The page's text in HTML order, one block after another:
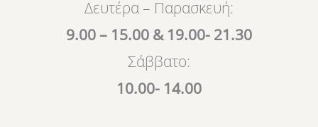
Δευτέρα – Παρασκευή:
9.00 – 15.00 & 19.00- 21.30
Σάββατο:
10.00- 14.00